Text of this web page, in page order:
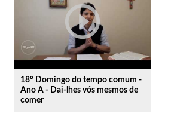
play_circle_outline
18º Domingo do tempo comum -
Ano A - Dai-lhes vós mesmos de
comer